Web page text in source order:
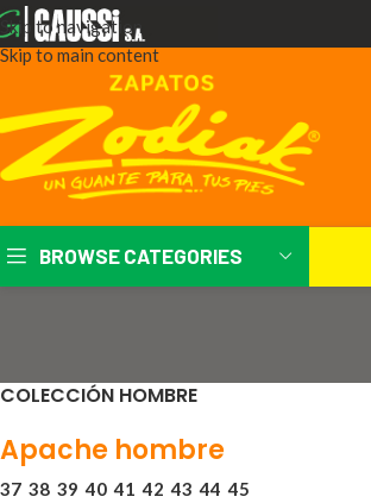
Skip to navigation
Skip to main content
BROWSE CATEGORIES
COLECCIÓN HOMBRE
Apache hombre
37 38 39 40 41 42 43 44 45